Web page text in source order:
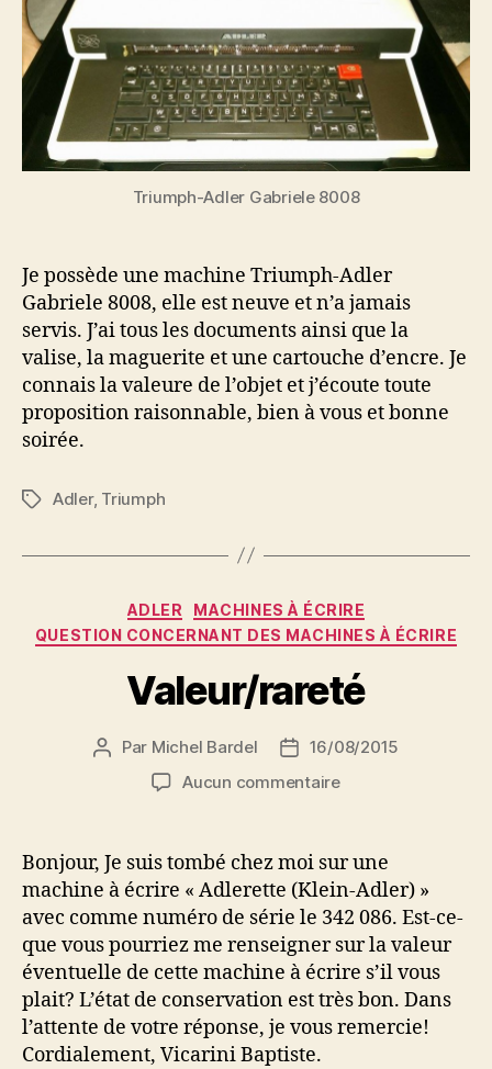
Triumph-Adler Gabriele 8008
Je possède une machine Triumph-Adler
Gabriele 8008, elle est neuve et n’a jamais
servis. J’ai tous les documents ainsi que la
valise, la maguerite et une cartouche d’encre. Je
connais la valeure de l’objet et j’écoute toute
proposition raisonnable, bien à vous et bonne
soirée.
Étiquettes
Adler, Triumph
Catégories
ADLER
MACHINES À ÉCRIRE
QUESTION CONCERNANT DES MACHINES À ÉCRIRE
Valeur/rareté
Auteur
l’article
Par Michel Bardel
Date16/08/2015
Aucun commentairesur
Bonjour, Je suis tombé chez moi sur une
machine à écrire « Adlerette (Klein-Adler) »
avec comme numéro de série le 342 086. Est-ce-
que vous pourriez me renseigner sur la valeur
éventuelle de cette machine à écrire s’il vous
plait? L’état de conservation est très bon. Dans
l’attente de votre réponse, je vous remercie!
Cordialement, Vicarini Baptiste.